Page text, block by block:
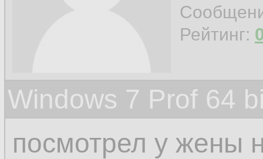
Рейтинг:
Windows 7 Prof 64
посмотрел у жены